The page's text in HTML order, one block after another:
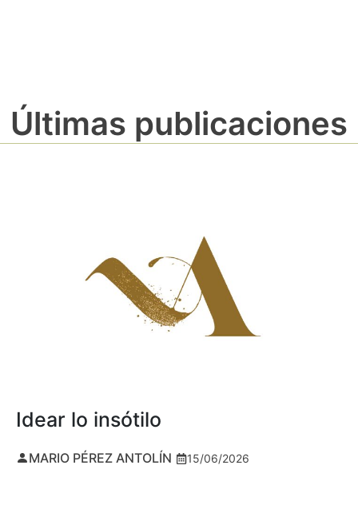
Últimas publicaciones
Idear lo insótilo
MARIO PÉREZ ANTOLÍN 15/06/2026